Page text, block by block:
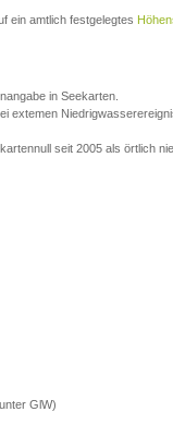
ein amtlich festgelegtes
in Seekarten.
extemen
seit 2005 als örtlich
GlW)